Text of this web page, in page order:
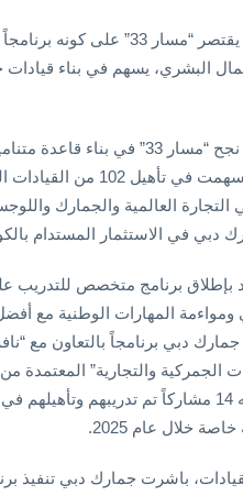
ومن خلال هذه الرؤية الطموحة، لا
البشري، يسهم في بناء
وخلال الفترة من 2023 إلى 2025، نجح
دبي في الاستثمار المستدام
المهارات الوطنية مع أفضل
خلال عام 2025.
باشرت جمارك دبي تنفيذ